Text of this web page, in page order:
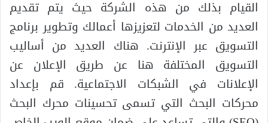
القيام بذلك من هذه الشركة حيث يتم تقديم
العديد من الخدمات لتعزيزها أعمالك وتطوير برنامج
التسويق عبر الإنترنت. هناك العديد من أساليب
التسويق المختلفة هنا عن طريق الإعلان عن
الإعلانات في الشبكات الاجتماعية. قم بإعداد
محركات البحث التي تسمى تحسينات محرك البحث